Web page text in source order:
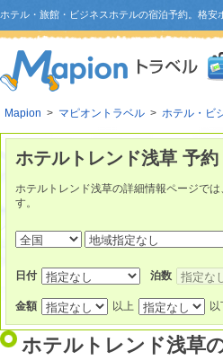
ホテル・旅館・ビジネスホテルの宿泊予約。格安
Mapion > マピオントラベル > ホテル・ビ
ホテルトレンド浅草 予約
ホテルトレンド浅草の詳細情報ページで
す。
日付 泊数
金額 以上
ホテルトレンド浅草